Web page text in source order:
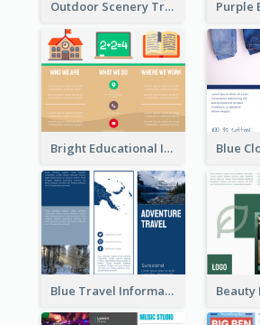
Outdoor Scenery Tri Fold Brochure
Bright Educational Informational Tri Fold Brochure
Blue Travel Informational Tri Fold Brochure